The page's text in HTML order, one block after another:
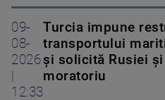
09-
08-
2026
|
12:33
Turcia impune
transportului
și solicită Rusiei
moratoriu